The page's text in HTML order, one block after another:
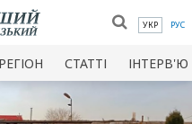
УКР РУС
РЕГІОН СТАТТІ ІНТЕРВ'Ю